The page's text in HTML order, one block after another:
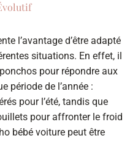
l’avantage d’être adapté
situations. En effet, il
pour répondre aux
période de l’année :
pour l’été, tandis que
pour affronter le froid
bébé voiture peut être